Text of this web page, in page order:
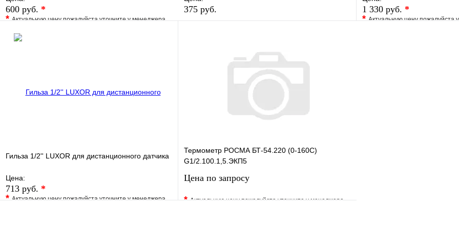
600 руб. *
*Актуальную цену пожалуйста уточните у менеджера
В избранное
375 руб.
В корзину
1 330 руб. *
*Актуальную цену пожалуйста
Гильза 1/2'' LUXOR для дистанционного датчика
Цена:
713 руб. *
*Актуальную цену пожалуйста уточните у менеджера
Термометр РОСМА БТ-54.220 (0-160С)
G1/2.100.1,5.ЭКП5
Цена по запросу
*Актуальную цену пожалуйста уточните у менеджера